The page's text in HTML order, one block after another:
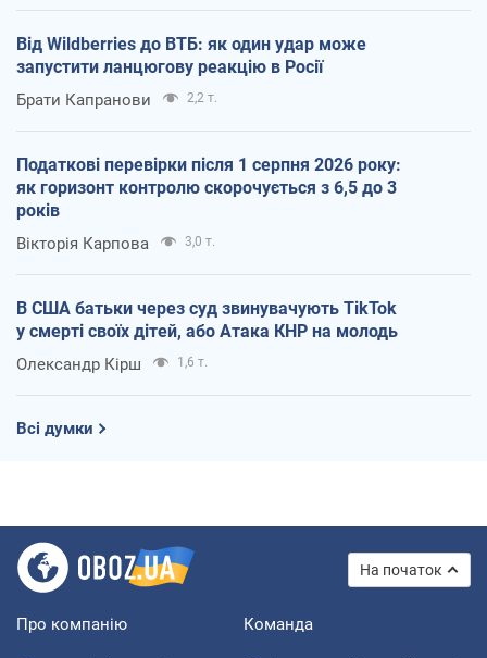
Від Wildberries до ВТБ: як один удар може
запустити ланцюгову реакцію в Росії
Брати Капранови 2,2 т.
Податкові перевірки після 1 серпня 2026 року:
як горизонт контролю скорочується з 6,5 до 3
років
Вікторія Карпова 3,0 т.
В США батьки через суд звинувачують TikTok
у смерті своїх дітей, або Атака КНР на молодь
Олександр Кірш 1,6 т.
Всі думки
На початок
Про компанію Команда